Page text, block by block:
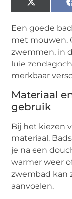
X
(Twitter)
Een goede
met mouwen.
zwemmen, in
luie
merkbaar
Materiaal
gebruik
Bij het kiezen
materiaal.
je na een
warmer weer
zwembad kan
aanvoelen.